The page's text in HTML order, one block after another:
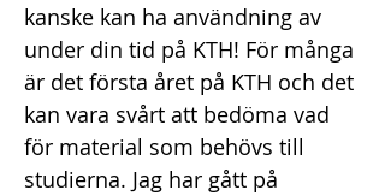
kanske kan ha användning av
under din tid på KTH! För många
är det första året på KTH och det
kan vara svårt att bedöma vad
för material som behövs till
studierna. Jag har gått på